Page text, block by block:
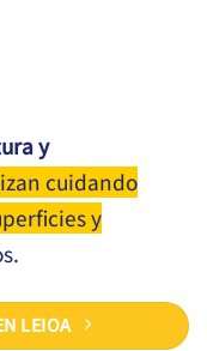
y
cuidando
y
LEIOA